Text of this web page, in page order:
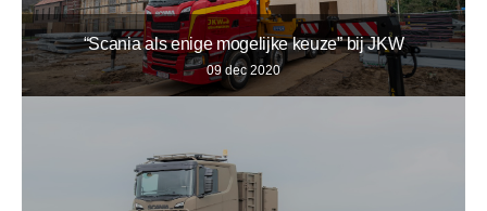
“Scania als enige mogelijke keuze” bij JKW
09 dec 2020